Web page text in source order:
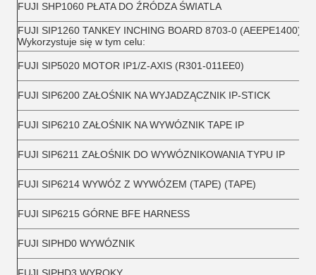
FUJI SHP1060 PŁATA DO ŹRÓDZA ŚWIATLA
FUJI SIP1260 TANKEY INCHING BOARD 8703-0 (AEEPE1400)
Wykorzystuje się w tym celu:
FUJI SIP5020 MOTOR IP1/Z-AXIS (R301-011EE0)
FUJI SIP6200 ZAŁOŚNIK NA WYJADZĄCZNIK IP-STICK
FUJI SIP6210 ZAŁOŚNIK NA WYWÓZNIK TAPE IP
FUJI SIP6211 ZAŁOŚNIK DO WYWÓZNIKOWANIA TYPU IP
FUJI SIP6214 WYWÓZ Z WYWÓZEM (TAPE) (TAPE)
FUJI SIP6215 GÓRNE BFE HARNESS
FUJI SIPHD0 WYWÓZNIK